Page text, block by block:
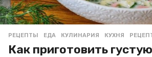
РЕЦЕПТЫ ЕДА ,КУЛИНАРИЯ ,КУХНЯ ,
Как приготовить